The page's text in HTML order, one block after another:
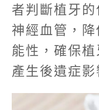
者判斷植牙
神經血管，
能性，確保
產生後遺症影